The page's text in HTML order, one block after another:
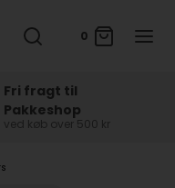
0
Fri fragt til
Pakkeshop
ved køb over 500 kr